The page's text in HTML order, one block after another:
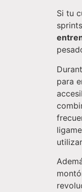
Si tu
para